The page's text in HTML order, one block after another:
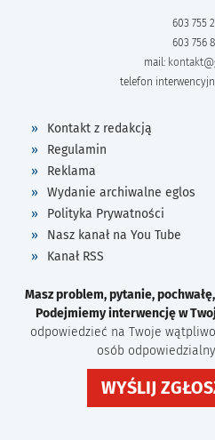
603 755
603 756
mail:
telefon
Kontakt z redakcją
Regulamin
Reklama
Wydanie archiwalne eglos
Polityka Prywatności
Nasz kanał na You Tube
Kanał RSS
Masz problem, pytanie,
Podejmiemy interwencję w
odpowiedzieć na Twoje
osób
WYŚLIJ